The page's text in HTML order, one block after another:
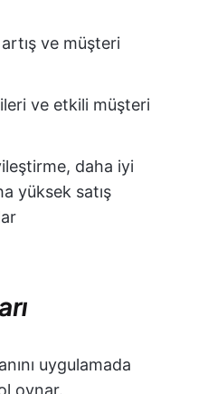
ve müşteri
ve etkili müşteri
daha iyi
yüksek satış
uygulamada
oynar.